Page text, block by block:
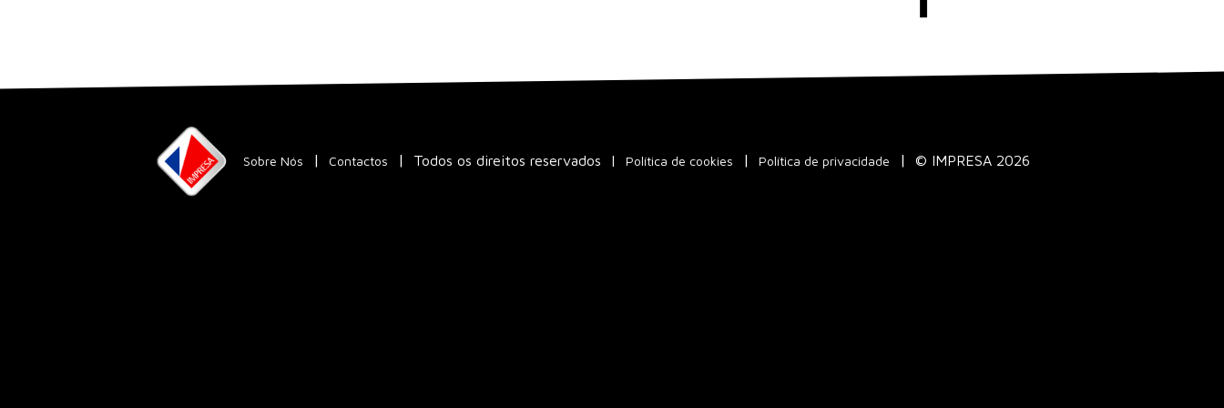
Sobre Nós Contactos Todos os direitos reservados | Política de cookies Política de privacidade © IMPRESA 2026